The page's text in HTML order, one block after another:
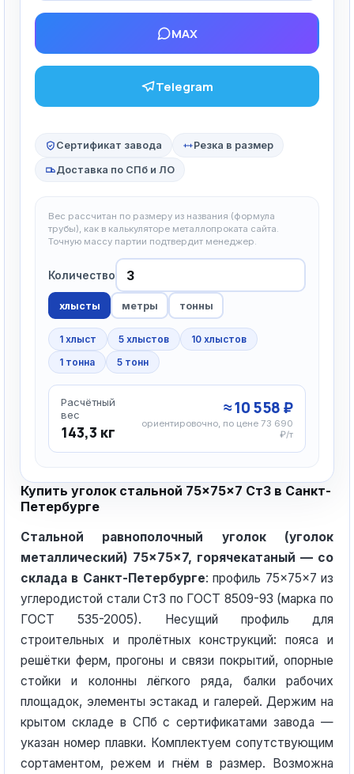
MAX
Telegram
Сертификат завода Резка в размер
Доставка по СПб и ЛО
Вес рассчитан по размеру из названия (формула
трубы), как в калькуляторе металлопроката сайта.
Точную массу партии подтвердит менеджер.
Количество
хлысты метры тонны
1 хлыст 5 хлыстов
10 хлыстов
1 тонна
5 тонн
Расчётный
вес
143,3 кг
≈ 10 558 ₽
ориентировочно, по цене 73 690
₽/т
Купить уголок стальной 75×75×7 Ст3 в Санкт-
Петербурге
Стальной равнополочный уголок (уголок
металлический) 75×75×7, горячекатаный — со
склада в Санкт-Петербурге: профиль 75×75×7 из
углеродистой стали Ст3 по ГОСТ 8509-93 (марка по
ГОСТ 535-2005). Несущий профиль для
строительных и пролётных конструкций: пояса и
решётки ферм, прогоны и связи покрытий, опорные
стойки и колонны лёгкого ряда, балки рабочих
площадок, элементы эстакад и галерей. Держим на
крытом складе в СПб с сертификатами завода —
указан номер плавки. Комплектуем сопутствующим
сортаментом, режем и гнём в размер. Возможна